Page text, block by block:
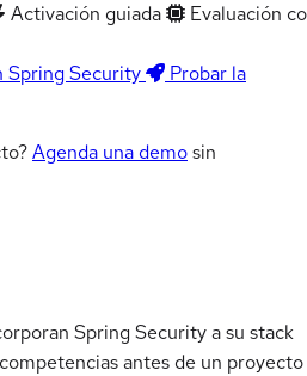
Activación guiada
Evaluación
Spring Security
Probar la
Agenda una demosin
en Spring
Spring Security a su stack
antes de un proyecto